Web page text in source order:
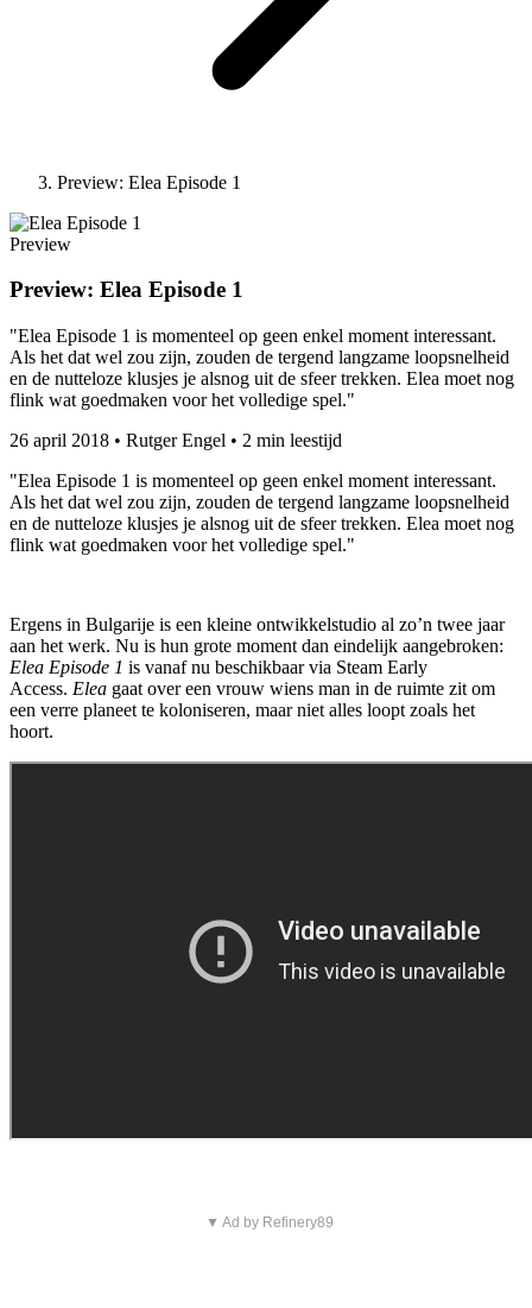
Preview: Elea Episode 1
Preview
Preview: Elea Episode 1
"Elea Episode 1 is momenteel op geen enkel moment interessant.
Als het dat wel zou zijn, zouden de tergend langzame loopsnelheid
en de nutteloze klusjes je alsnog uit de sfeer trekken. Elea moet nog
flink wat goedmaken voor het volledige spel."
26 april 2018 • Rutger Engel • 2 min leestijd
"Elea Episode 1 is momenteel op geen enkel moment interessant.
Als het dat wel zou zijn, zouden de tergend langzame loopsnelheid
en de nutteloze klusjes je alsnog uit de sfeer trekken. Elea moet nog
flink wat goedmaken voor het volledige spel."
Ergens in Bulgarije is een kleine ontwikkelstudio al zo’n twee jaar
aan het werk. Nu is hun grote moment dan eindelijk aangebroken:
Elea Episode 1 is vanaf nu beschikbaar via Steam Early
Access. Elea gaat over een vrouw wiens man in de ruimte zit om
een verre planeet te koloniseren, maar niet alles loopt zoals het
hoort.
▼ Ad by Refinery89